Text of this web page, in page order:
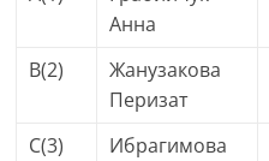
Анна
B(2)
Жанузакова
Перизат
C(3)
Ибрагимова